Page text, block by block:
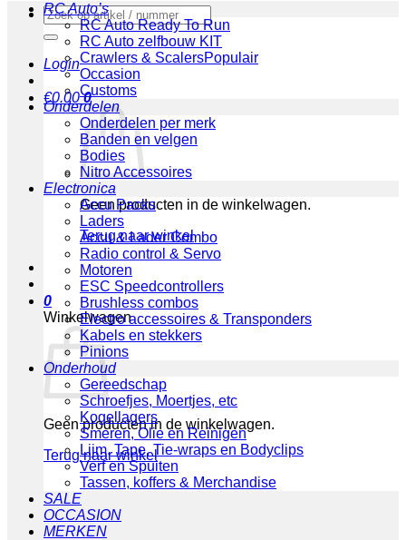
Zoeken
naar:
Login
€0.00 0
Geen producten in de winkelwagen.
Terug naar winkel
0
Winkelwagen
Geen producten in de winkelwagen.
Terug naar winkel
RC Auto’s
RC Auto Ready To Run
RC Auto zelfbouw KIT
Crawlers & Scalers
Occasion
Customs
Onderdelen
Onderdelen per merk
Banden en velgen
Bodies
Nitro Accessoires
Electronica
Accu Packs
Laders
Accu & Lader Combo
Radio control & Servo
Motoren
ESC Speedcontrollers
Brushless combos
Electro accessoires & Transponders
Kabels en stekkers
Pinions
Onderhoud
Gereedschap
Schroefjes, Moertjes, etc
Kogellagers
Smeren, Olie en Reinigen
Lijm, Tape, Tie-wraps en Bodyclips
Verf en Spuiten
Tassen, koffers & Merchandise
SALE
OCCASION
MERKEN